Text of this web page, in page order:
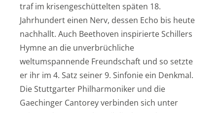
traf im krisengeschüttelten späten 18.
Jahrhundert einen Nerv, dessen Echo bis heute
nachhallt. Auch Beethoven inspirierte Schillers
Hymne an die unverbrüchliche
weltumspannende Freundschaft und so setzte
er ihr im 4. Satz seiner 9. Sinfonie ein Denkmal.
Die Stuttgarter Philharmoniker und die
Gaechinger Cantorey verbinden sich unter